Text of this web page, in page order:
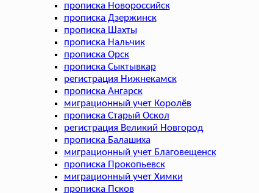
прописка Новороссийск
прописка Дзержинск
прописка Шахты
прописка Нальчик
прописка Орск
прописка Сыктывкар
регистрация Нижнекамск
прописка Ангарск
миграционный учет Королёв
прописка Старый Оскол
регистрация Великий Новгород
прописка Балашиха
миграционный учет Благовещенск
прописка Прокопьевск
миграционный учет Химки
прописка Псков